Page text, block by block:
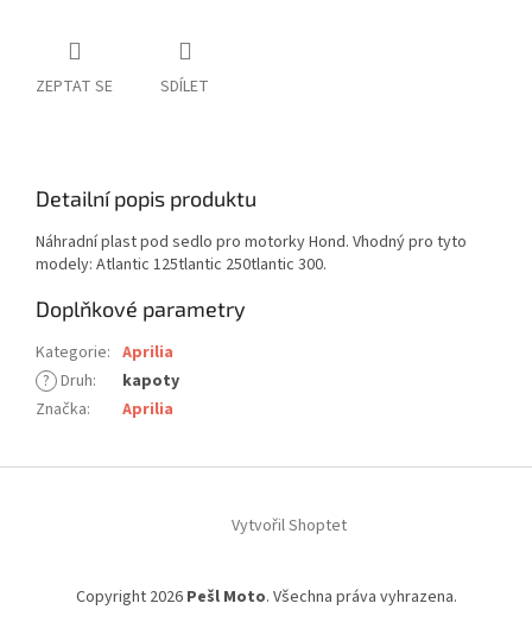
ZEPTAT SE SDÍLET
Detailní popis produktu
Náhradní plast pod sedlo pro motorky Hond. Vhodný pro tyto
modely: Atlantic 125tlantic 250tlantic 300.
Doplňkové parametry
Kategorie: Aprilia
? Druh:
kapoty
Značka: Aprilia
Vytvořil Shoptet
Copyright 2026 Pešl Moto. Všechna práva vyhrazena.